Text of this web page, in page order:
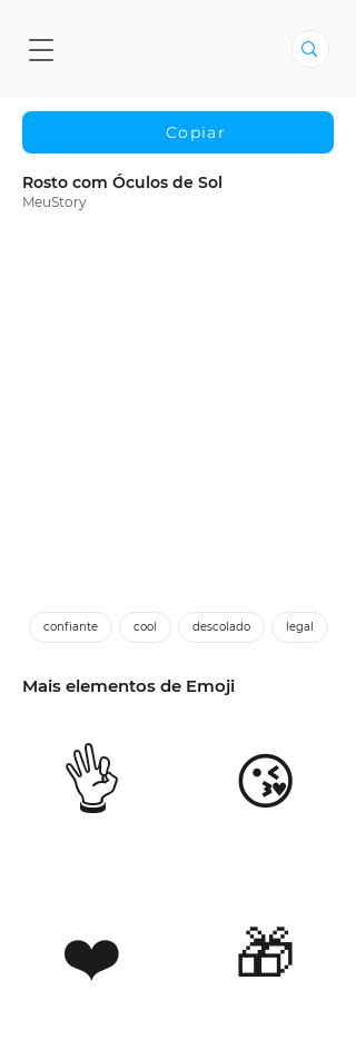
Copiar
Rosto com Óculos de Sol
MeuStory
confiante cool descolado legal
Mais elementos de Emoji
👌
❤️
😘
🎁